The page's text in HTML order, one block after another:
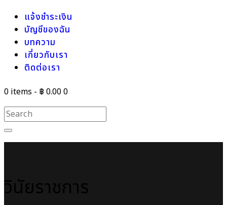
แจ้งชำระเงิน
บัญชีของฉัน
บทความ
เกี่ยวกับเรา
ติดต่อเรา
0 items - ฿ 0.000